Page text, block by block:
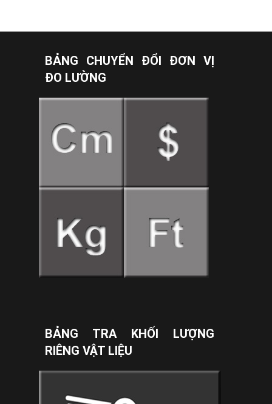
BẢNG CHUYỂN ĐỔI ĐƠN VỊ
ĐO LƯỜNG
BẢNG TRA KHỐI LƯỢNG
RIÊNG VẬT LIỆU